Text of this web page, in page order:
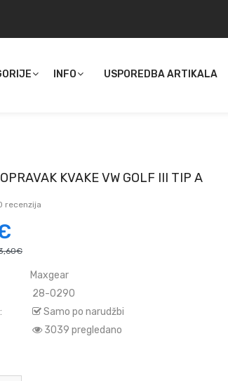
INFO USPOREDBA ARTIKALA
KVAKE VW GOLF III TIP A
recenzija
Maxgear
28-0290
Samo po narudžbi
3039 pregledano